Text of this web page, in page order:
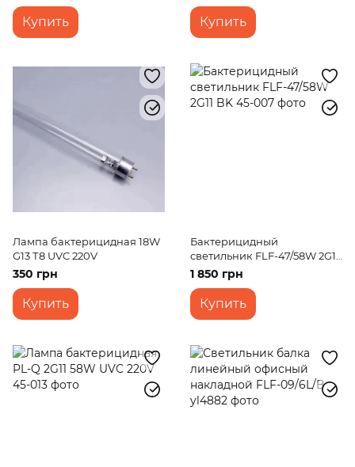
Купить Купить
Лампа бактерицидная 18W
G13 Т8 UVC 220V
350 грн
Купить
Бактерицидный
светильник FLF-47/58W 2G11
BK
1 850 грн
Купить